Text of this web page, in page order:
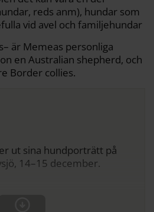
reds anm), hundar som
vid avel och familjehundar
är Memeas personliga
en Australian shepherd, och
Border collies.
ut sina hundporträtt på
14–15 december.